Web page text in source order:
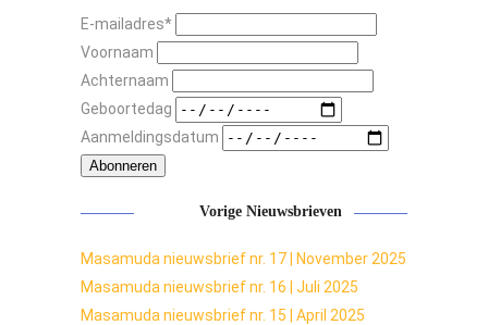
E-mailadres*
Voornaam
Achternaam
Geboortedag
Aanmeldingsdatum
Abonneren
Vorige Nieuwsbrieven
Masamuda nieuwsbrief nr. 17 | November 2025
Masamuda nieuwsbrief nr. 16 | Juli 2025
Masamuda nieuwsbrief nr. 15 | April 2025